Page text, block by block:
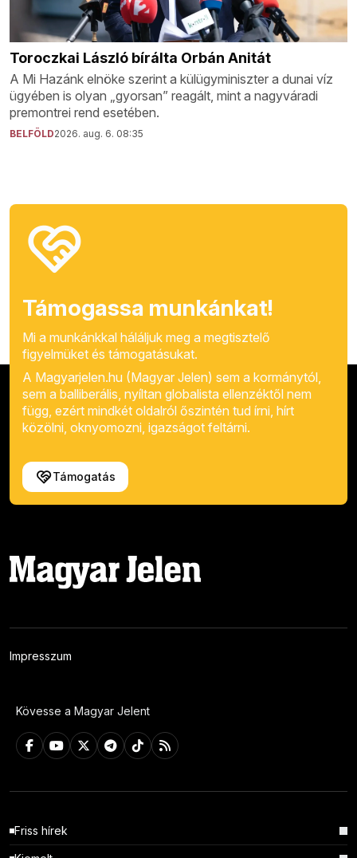
Toroczkai László bírálta Orbán Anitát
A Mi Hazánk elnöke szerint a külügyminiszter a dunai víz
ügyében is olyan „gyorsan” reagált, mint a nagyváradi
premontrei rend esetében.
BELFÖLD2026. aug. 6. 08:35
Támogassa munkánkat!
Mi a munkánkkal háláljuk meg a megtisztelő
figyelmüket és támogatásukat.
A Magyarjelen.hu (Magyar Jelen) sem a kormánytól,
sem a balliberális, nyíltan globalista ellenzéktől nem
függ, ezért mindkét oldalról őszintén tud írni, hírt
közölni, oknyomozni, igazságot feltárni.
Támogatás
Impresszum
Kövesse a Magyar Jelent
Friss hírek